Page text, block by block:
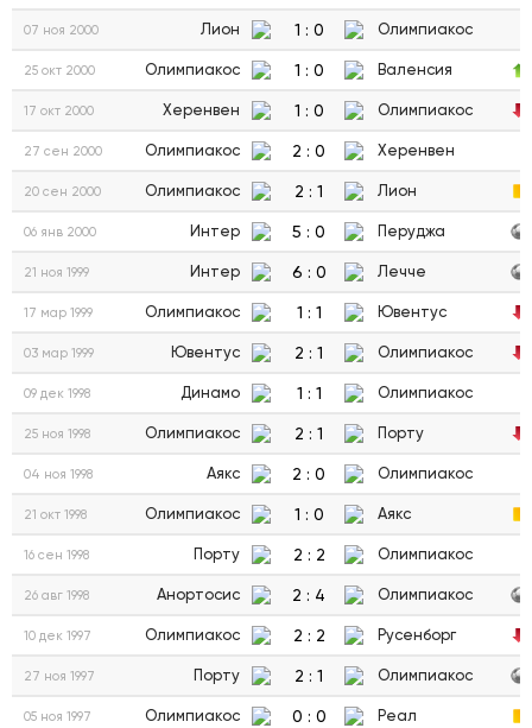
07 ноя 2000 Лион 1 : 0 Олимпиакос
25 окт 2000 Олимпиакос 1 : 0 Валенсия
17 окт 2000 Херенвен 1 : 0 Олимпиакос
27 сен 2000 Олимпиакос 2 : 0 Херенвен
20 сен 2000 Олимпиакос 2 : 1 Лион
06 янв 2000 Интер 5 : 0 Перуджа
21 ноя 1999 Интер 6 : 0 Лечче
17 мар 1999 Олимпиакос 1 : 1 Ювентус
03 мар 1999 Ювентус 2 : 1 Олимпиакос
09 дек 1998 Динамо 1 : 1 Олимпиакос
25 ноя 1998 Олимпиакос 2 : 1 Порту
04 ноя 1998 Аякс 2 : 0 Олимпиакос
21 окт 1998 Олимпиакос 1 : 0 Аякс
16 сен 1998 Порту 2 : 2 Олимпиакос
26 авг 1998 Анортосис 2 : 4 Олимпиакос
10 дек 1997 Олимпиакос 2 : 2 Русенборг
27 ноя 1997 Порту 2 : 1 Олимпиакос
05 ноя 1997 Олимпиакос 0 : 0 Реал